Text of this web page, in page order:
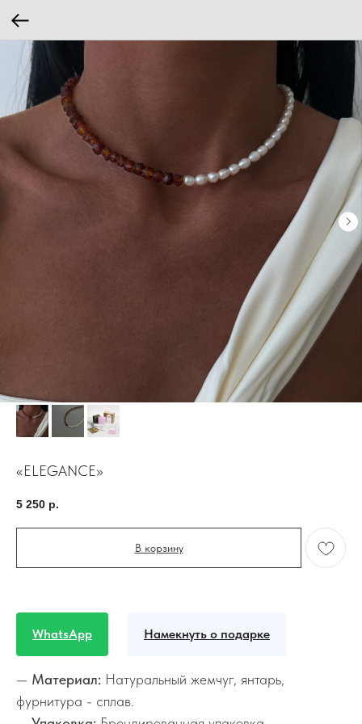
«ELEGANCE»
5 250 р.
В корзину
WhatsApp Намекнуть о подарке
— Материал: Натуральный жемчуг, янтарь,
фурнитура - сплав.